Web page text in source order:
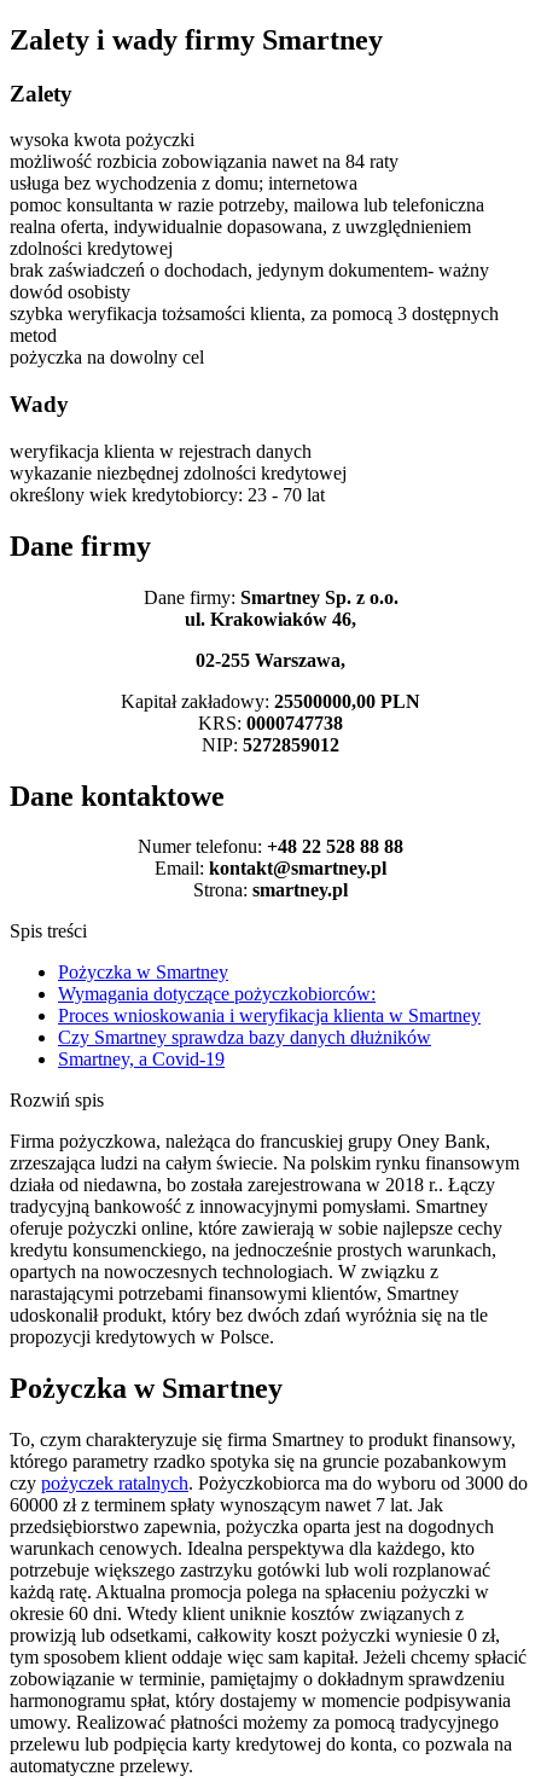
Zalety i wady firmy Smartney
Zalety
wysoka kwota pożyczki
możliwość rozbicia zobowiązania nawet na 84 raty
usługa bez wychodzenia z domu; internetowa
pomoc konsultanta w razie potrzeby, mailowa lub telefoniczna
realna oferta, indywidualnie dopasowana, z uwzględnieniem
zdolności kredytowej
brak zaświadczeń o dochodach, jedynym dokumentem- ważny
dowód osobisty
szybka weryfikacja tożsamości klienta, za pomocą 3 dostępnych
metod
pożyczka na dowolny cel
Wady
weryfikacja klienta w rejestrach danych
wykazanie niezbędnej zdolności kredytowej
określony wiek kredytobiorcy: 23 - 70 lat
Dane firmy
Dane firmy: Smartney Sp. z o.o.
ul. Krakowiaków 46,
02-255 Warszawa,
Kapitał zakładowy: 25500000,00 PLN
KRS: 0000747738
NIP: 5272859012
Dane kontaktowe
Numer telefonu: +48 22 528 88 88
Email: kontakt@smartney.pl
Strona: smartney.pl
Spis treści
Pożyczka w Smartney
Wymagania dotyczące pożyczkobiorców:
Proces wnioskowania i weryfikacja klienta w Smartney
Czy Smartney sprawdza bazy danych dłużników
Smartney, a Covid-19
Rozwiń spis
Firma pożyczkowa, należąca do francuskiej grupy Oney Bank,
zrzeszająca ludzi na całym świecie. Na polskim rynku finansowym
działa od niedawna, bo została zarejestrowana w 2018 r.. Łączy
tradycyjną bankowość z innowacyjnymi pomysłami. Smartney
oferuje pożyczki online, które zawierają w sobie najlepsze cechy
kredytu konsumenckiego, na jednocześnie prostych warunkach,
opartych na nowoczesnych technologiach. W związku z
narastającymi potrzebami finansowymi klientów, Smartney
udoskonalił produkt, który bez dwóch zdań wyróżnia się na tle
propozycji kredytowych w Polsce.
Pożyczka w Smartney
To, czym charakteryzuje się firma Smartney to produkt finansowy,
którego parametry rzadko spotyka się na gruncie pozabankowym
czy pożyczek ratalnych. Pożyczkobiorca ma do wyboru od 3000 do
60000 zł z terminem spłaty wynoszącym nawet 7 lat. Jak
przedsiębiorstwo zapewnia, pożyczka oparta jest na dogodnych
warunkach cenowych. Idealna perspektywa dla każdego, kto
potrzebuje większego zastrzyku gotówki lub woli rozplanować
każdą ratę. Aktualna promocja polega na spłaceniu pożyczki w
okresie 60 dni. Wtedy klient uniknie kosztów związanych z
prowizją lub odsetkami, całkowity koszt pożyczki wyniesie 0 zł,
tym sposobem klient oddaje więc sam kapitał. Jeżeli chcemy spłacić
zobowiązanie w terminie, pamiętajmy o dokładnym sprawdzeniu
harmonogramu spłat, który dostajemy w momencie podpisywania
umowy. Realizować płatności możemy za pomocą tradycyjnego
przelewu lub podpięcia karty kredytowej do konta, co pozwala na
automatyczne przelewy.